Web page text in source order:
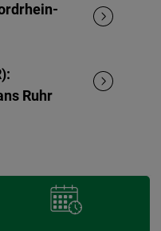
Ruhr